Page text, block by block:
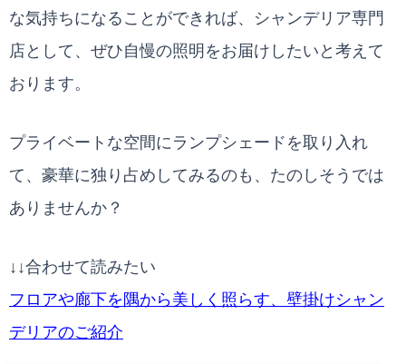
な気持ちになることができれば、シャンデリア専門
店として、ぜひ自慢の照明をお届けしたいと考えて
おります。
プライベートな空間にランプシェードを取り入れ
て、豪華に独り占めしてみるのも、たのしそうでは
ありませんか？
↓↓合わせて読みたい
フロアや廊下を隅から美しく照らす、壁掛けシャン
デリアのご紹介